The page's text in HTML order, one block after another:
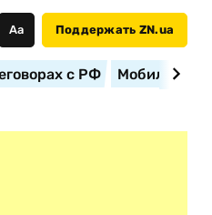
Аа Поддержать ZN.ua
с РФ